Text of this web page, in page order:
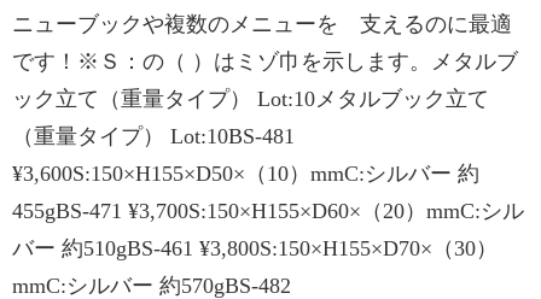
ニューブックや複数のメニューを 支えるのに最適
です！※Ｓ：の（ ）はミゾ巾を示します。メタルブ
ック立て（重量タイプ） Lot:10メタルブック立て
（重量タイプ） Lot:10BS-481
¥3,600S:150×H155×D50×（10）mmC:シルバー 約
455gBS-471 ¥3,700S:150×H155×D60×（20）mmC:シル
バー 約510gBS-461 ¥3,800S:150×H155×D70×（30）
mmC:シルバー 約570gBS-482